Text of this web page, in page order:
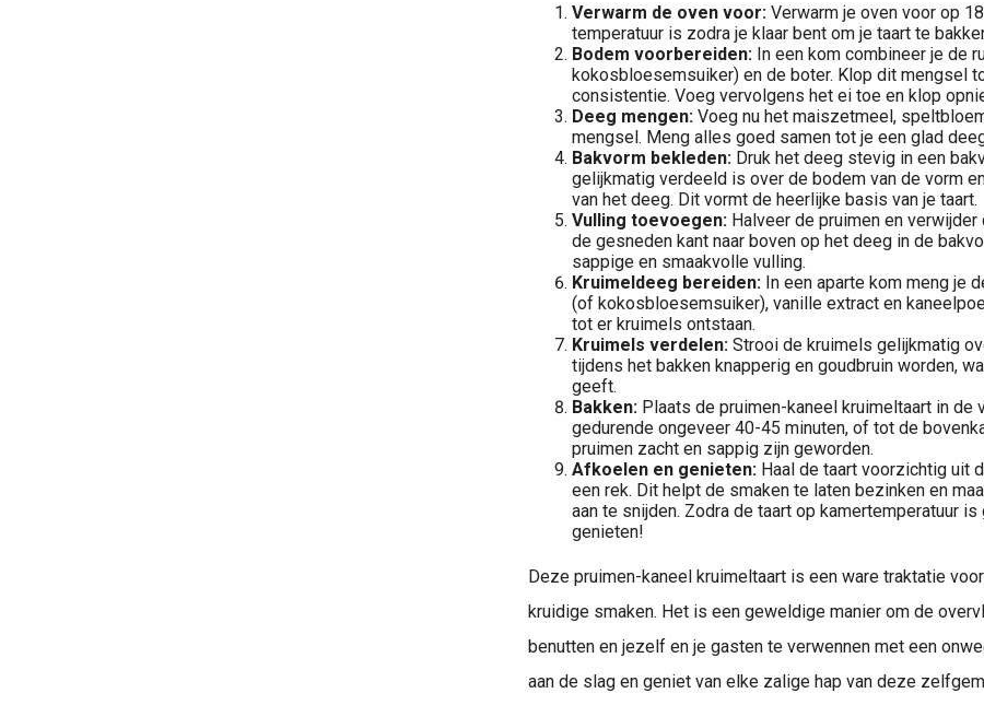
Verwarm de oven voor: Verwarm je oven voor op
temperatuur is zodra je klaar bent om je taart te
Bodem voorbereiden: In een kom combineer je de
kokosbloesemsuiker) en de boter. Klop dit mengsel
consistentie. Voeg vervolgens het ei toe en klop
Deeg mengen: Voeg nu het maiszetmeel,
mengsel. Meng alles goed samen tot je een glad
Bakvorm bekleden: Druk het deeg stevig in een
gelijkmatig verdeeld is over de bodem van de vorm
van het deeg. Dit vormt de heerlijke basis van je taart.
Vulling toevoegen: Halveer de pruimen en
de gesneden kant naar boven op het deeg in de
sappige en smaakvolle vulling.
Kruimeldeeg bereiden: In een aparte kom meng je
(of kokosbloesemsuiker), vanille extract en
tot er kruimels ontstaan.
Kruimels verdelen: Strooi de kruimels gelijkmatig
tijdens het bakken knapperig en goudbruin worden,
geeft.
Bakken: Plaats de pruimen-kaneel kruimeltaart in de
gedurende ongeveer 40-45 minuten, of tot de
pruimen zacht en sappig zijn geworden.
Afkoelen en genieten: Haal de taart voorzichtig uit
een rek. Dit helpt de smaken te laten bezinken en
aan te snijden. Zodra de taart op kamertemperatuur
genieten!
Deze pruimen-kaneel kruimeltaart is een ware traktatie
kruidige smaken. Het is een geweldige manier om de
benutten en jezelf en je gasten te verwennen met een
aan de slag en geniet van elke zalige hap van deze